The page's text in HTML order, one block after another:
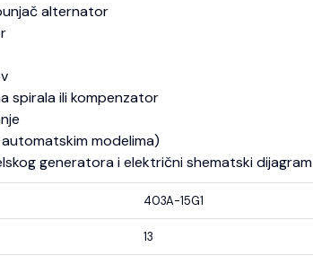
alternator
spirala ili kompenzator
modelima)
generatora i električni shematski dijagram
403A-15G1
13